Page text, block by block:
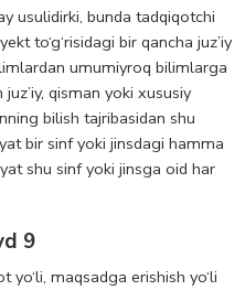
usulidirki, bunda tadqiqotchi
to‘g‘risidagi bir qancha juz’iy
umumiyroq bilimlarga
qisman yoki xususiy
bilish tajribasidan shu
bir sinf yoki jinsdagi hamma
shu sinf yoki jinsga oid har
9
yo‘li, maqsadga erishish yo‘li